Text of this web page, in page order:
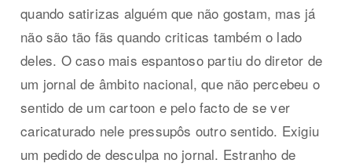
quando satirizas alguém que não gostam, mas já
não são tão fãs quando criticas também o lado
deles. O caso mais espantoso partiu do diretor de
um jornal de âmbito nacional, que não percebeu o
sentido de um cartoon e pelo facto de se ver
caricaturado nele pressupôs outro sentido. Exigiu
um pedido de desculpa no jornal. Estranho de